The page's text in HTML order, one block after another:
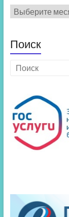
Архив
новостей
Поиск